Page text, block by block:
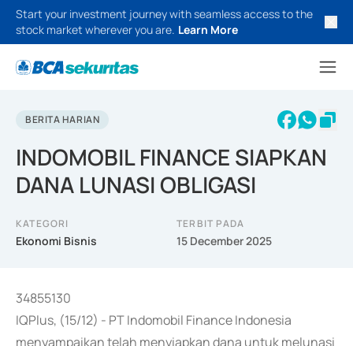
Start your investment journey with seamless access to the
stock market wherever you are. Learn More
BERITA HARIAN
INDOMOBIL FINANCE SIAPKAN
DANA LUNASI OBLIGASI
KATEGORI
Ekonomi Bisnis
TERBIT PADA
15 December 2025
34855130
IQPlus, (15/12) - PT Indomobil Finance Indonesia
menyampaikan telah menyiapkan dana untuk melunasi